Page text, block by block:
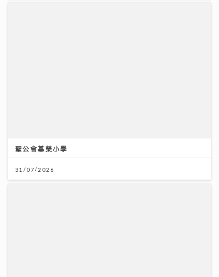
聖公會基榮小學
31/07/2026